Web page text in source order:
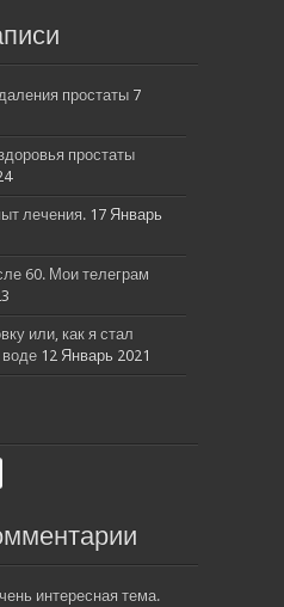
простаты 7
простаты
лечения. 17 Январь
60. Мои телеграм
или, как я стал
воде 12 Январь 2021
интересная тема.